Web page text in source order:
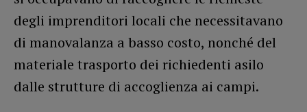
degli imprenditori locali che necessitavano
di manovalanza a basso costo, nonché del
materiale trasporto dei richiedenti asilo
dalle strutture di accoglienza ai campi.